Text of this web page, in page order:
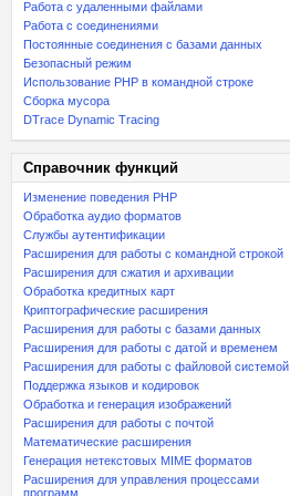
Работа с удаленными файлами
Работа с соединениями
Постоянные соединения с базами данных
Безопасный режим
Использование PHP в командной строке
Сборка мусора
DTrace Dynamic Tracing
Справочник функций
Изменение поведения PHP
Обработка аудио форматов
Службы аутентификации
Расширения для работы с командной строкой
Расширения для сжатия и архивации
Обработка кредитных карт
Криптографические расширения
Расширения для работы с базами данных
Расширения для работы с датой и временем
Расширения для работы с файловой системой
Поддержка языков и кодировок
Обработка и генерация изображений
Расширения для работы с почтой
Математические расширения
Генерация нетекстовых MIME форматов
Расширения для управления процессами
программ